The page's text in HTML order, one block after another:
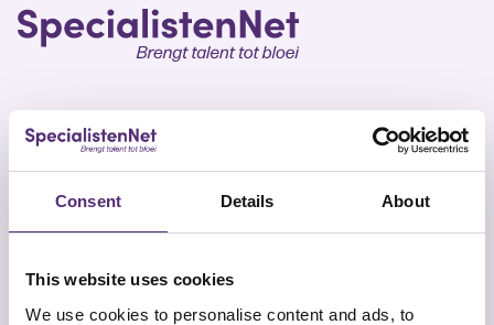
Consent Details About
This website uses cookies
We use cookies to personalise content and ads, to
SpecialistenNet biedt voor elk doel psychische hulp
en coaching. Met specialisten in heel Nederland en
tot bloei.